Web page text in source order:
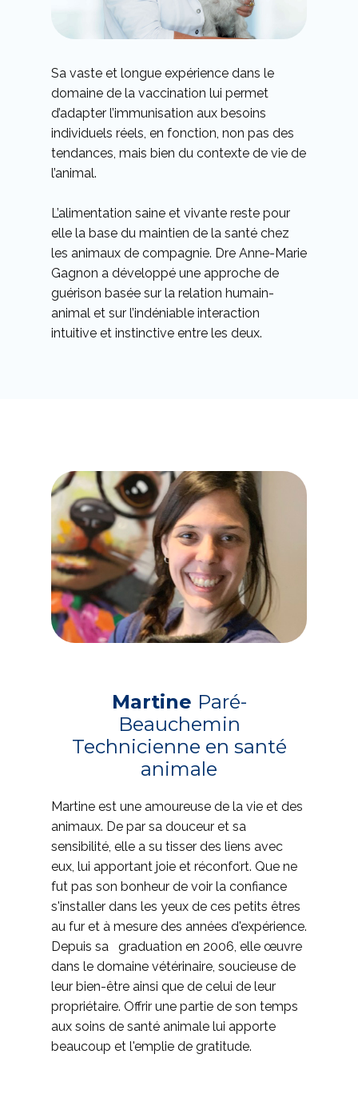
Sa vaste et longue expérience dans le
domaine de la vaccination lui permet
d’adapter l’immunisation aux besoins
individuels réels, en fonction, non pas des
tendances, mais bien du contexte de vie de
l’animal.
L’alimentation saine et vivante reste pour
elle la base du maintien de la santé chez
les animaux de compagnie. Dre Anne-Marie
Gagnon a développé une approche de
guérison basée sur la relation humain-
animal et sur l’indéniable interaction
intuitive et instinctive entre les deux.
Martine Paré-
Beauchemin
Technicienne en santé
animale
Martine est une amoureuse de la vie et des
animaux. De par sa douceur et sa
sensibilité, elle a su tisser des liens avec
eux, lui apportant joie et réconfort. Que ne
fut pas son bonheur de voir la confiance
s'installer dans les yeux de ces petits êtres
au fur et à mesure des années d'expérience.
Depuis sa graduation en 2006, elle œuvre
dans le domaine vétérinaire, soucieuse de
leur bien-être ainsi que de celui de leur
propriétaire. Offrir une partie de son temps
aux soins de santé animale lui apporte
beaucoup et l'emplie de gratitude.